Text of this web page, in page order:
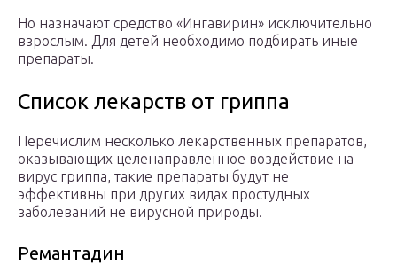
Но назначают средство «Ингавирин» исключительно
взрослым. Для детей необходимо подбирать иные
препараты.
Список лекарств от гриппа
Перечислим несколько лекарственных препаратов,
оказывающих целенаправленное воздействие на
вирус гриппа, такие препараты будут не
эффективны при других видах простудных
заболеваний не вирусной природы.
Ремантадин